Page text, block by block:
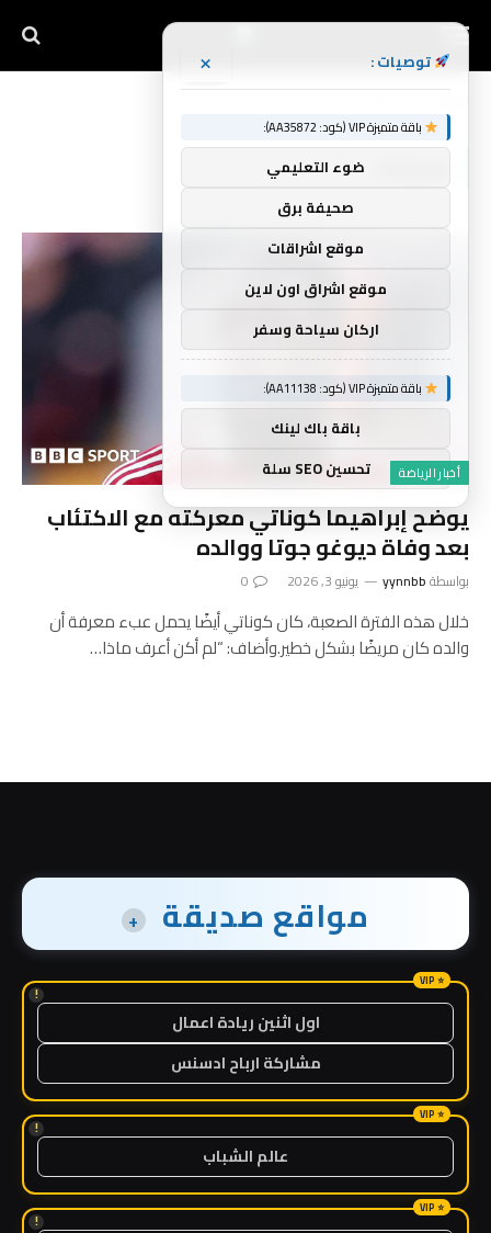
أخبار الرياضة
يوضح إبراهيما كوناتي معركته مع الاكتئاب
بعد وفاة ديوغو جوتا ووالده
بواسطةyynnbb يونيو 3, 2026 0
خلال هذه الفترة الصعبة، كان كوناتي أيضًا يحمل عبء معرفة أن
والده كان مريضًا بشكل خطير.وأضاف: “لم أكن أعرف ماذا…
مواقع صديقة +
!
اول اثنين ريادة اعمال
مشاركة ارباح ادسنس
!
عالم الشباب
!
توصيات : ×
باقة متميزة VIP (كود: AA35872):
ضوء التعليمي
صحيفة برق
موقع اشراقات
موقع اشراق اون لاين
اركان سياحة وسفر
باقة متميزة VIP (كود: AA11138):
باقة باك لينك
تحسين SEO سلة